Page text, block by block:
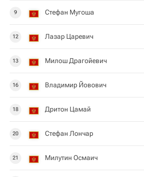
9 Стефан Мугоша
12 Лазар Царевич
13 Милош Драгойевич
16 Владимир Йовович
18 Дритон Цамай
20 Стефан Лончар
21 Милутин Осмаич